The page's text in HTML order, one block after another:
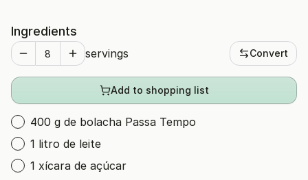
Ingredients
servings Convert
Add to shopping list
400 g de bolacha Passa Tempo
1 litro de leite
1 xícara de açúcar